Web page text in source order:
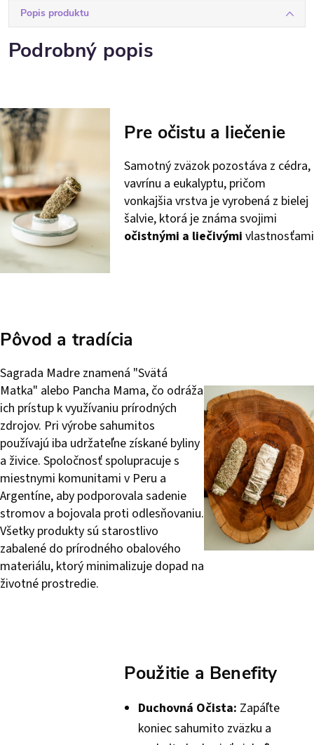
Popis produktu
Podrobný popis
Pre očistu a liečenie
Samotný zväzok pozostáva z cédra,
vavrínu a eukalyptu, pričom
vonkajšia vrstva je vyrobená z bielej
šalvie, ktorá je známa svojimi
očistnými a liečivými vlastnosťami
Pôvod a tradícia
Sagrada Madre znamená "Svätá
Matka" alebo Pancha Mama, čo odráža
ich prístup k využívaniu prírodných
zdrojov. Pri výrobe sahumitos
používajú iba udržateľne získané byliny
a živice. Spoločnosť spolupracuje s
miestnymi komunitami v Peru a
Argentíne, aby podporovala sadenie
stromov a bojovala proti odlesňovaniu.
Všetky produkty sú starostlivo
zabalené do prírodného obalového
materiálu, ktorý minimalizuje dopad na
životné prostredie.
Použitie a Benefity
Duchovná Očista: Zapáľte
koniec sahumito zväzku a